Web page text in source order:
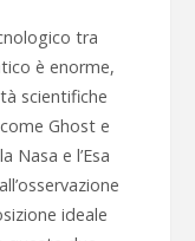
tra
è enorme,
scientifiche
Ghost e
Nasa e l’Esa
ideale